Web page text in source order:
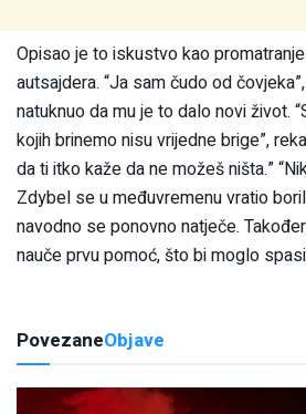
Opisao je to iskustvo kao
autsajdera. “Ja sam čudo od
natuknuo da mu je to dalo novi život.
kojih brinemo nisu vrijedne brige”,
da ti itko kaže da ne možeš ništa.”
Zdybel se u međuvremenu vratio
navodno se ponovno natječe.
nauče prvu pomoć, što bi moglo
PovezaneObjave